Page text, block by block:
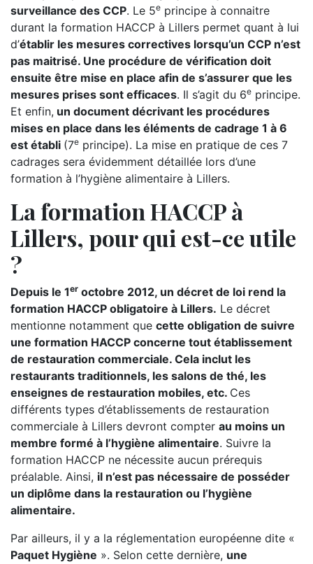
surveillance des CCP. Le 5e principe à connaitre
durant la formation HACCP à Lillers permet quant à lui
d’établir les mesures correctives lorsqu’un CCP n’est
pas maitrisé. Une procédure de vérification doit
ensuite être mise en place afin de s’assurer que les
mesures prises sont efficaces. Il s’agit du 6e principe.
Et enfin, un document décrivant les procédures
mises en place dans les éléments de cadrage 1 à 6
est établi (7e principe). La mise en pratique de ces 7
cadrages sera évidemment détaillée lors d’une
formation à l’hygiène alimentaire à Lillers.
La formation HACCP à
Lillers, pour qui est-ce utile
?
Depuis le 1er octobre 2012, un décret de loi rend la
formation HACCP obligatoire à Lillers. Le décret
mentionne notamment que cette obligation de suivre
une formation HACCP concerne tout établissement
de restauration commerciale. Cela inclut les
restaurants traditionnels, les salons de thé, les
enseignes de restauration mobiles, etc. Ces
différents types d’établissements de restauration
commerciale à Lillers devront compter au moins un
membre formé à l’hygiène alimentaire. Suivre la
formation HACCP ne nécessite aucun prérequis
préalable. Ainsi, il n’est pas nécessaire de posséder
un diplôme dans la restauration ou l’hygiène
alimentaire.
Par ailleurs, il y a la réglementation européenne dite «
Paquet Hygiène ». Selon cette dernière, une